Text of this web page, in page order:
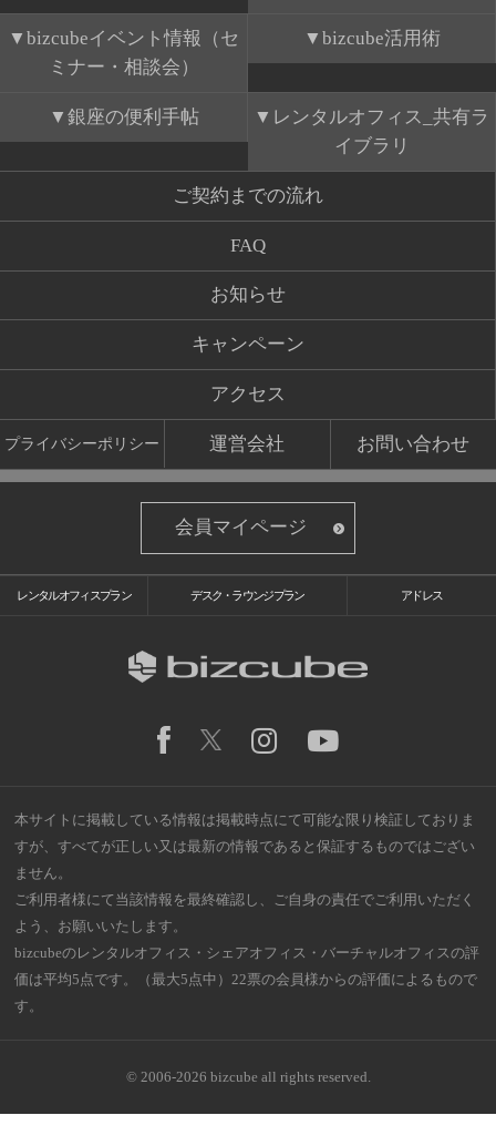
bizcubeイベント情報（セ
ミナー・相談会）
bizcube活用術
銀座の便利手帖
レンタルオフィス_共有ラ
イブラリ
ご契約までの流れ
FAQ
お知らせ
キャンペーン
アクセス
プライバシーポリシー 運営会社 お問い合わせ
会員マイページ
レンタルオフィスプラン デスク・ラウンジプラン アドレス
本サイトに掲載している情報は掲載時点にて可能な限り検証しておりま
すが、すべてが正しい又は最新の情報であると保証するものではござい
ません。
ご利用者様にて当該情報を最終確認し、ご自身の責任でご利用いただく
よう、お願いいたします。
bizcubeのレンタルオフィス・シェアオフィス・バーチャルオフィスの評
価は平均5点です。（最大5点中）22票の会員様からの評価によるもので
す。
© 2006-2026 bizcube all rights reserved.